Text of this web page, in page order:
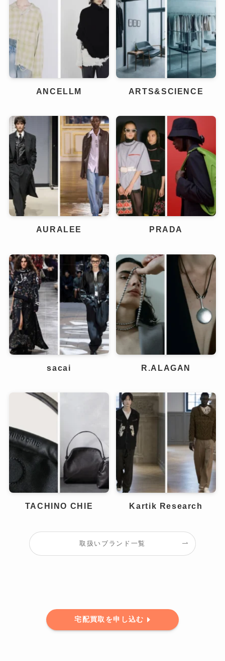
ANCELLM ARTS&SCIENCE
AURALEE PRADA
sacai R.ALAGAN
TACHINO CHIE Kartik Research
取扱いブランド一覧
宅配買取を申し込む